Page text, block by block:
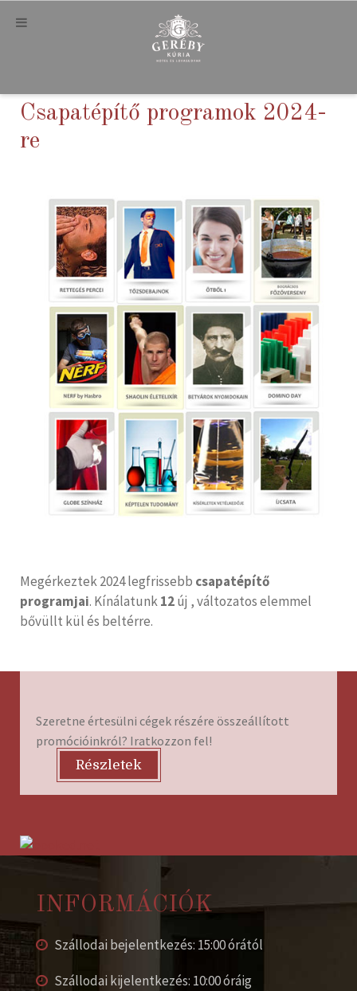
Csapatépítő programok 2024-
re
Megérkeztek 2024 legfrissebb csapatépítő
programjai. Kínálatunk12új , változatos elemmel
bővüllt kül és beltérre.
Szeretne értesülni cégek részére összeállított
promócióinkról? Iratkozzon fel!
Részletek
INFORMÁCIÓK
Szállodai bejelentkezés: 15:00 órától
Szállodai kijelentkezés: 10:00 óráig